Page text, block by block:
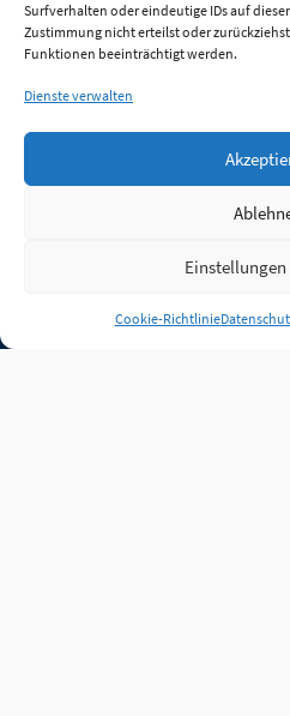
Surfverhalten oder eindeutige IDs auf
Zustimmung nicht erteilst oder
Funktionen beeinträchtigt werden.
Dienste verwalten
Einstellungen
Cookie-Richtlinie
Anmelden
Jobs Partner